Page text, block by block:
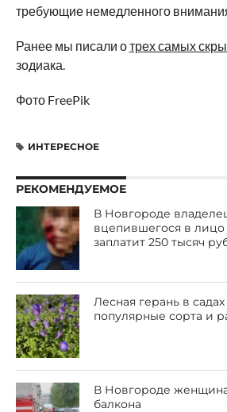
требующие немедленного
Ранее мы писали отрех самых
зодиака.
Фото FreePik
ИНТЕРЕСНОЕ
РЕКОМЕНДУЕМОЕ
В Новгороде
вцепившегося в лицо
заплатит 250 тысяч
Лесная герань в
популярные сорта и
В Новгороде
балкона